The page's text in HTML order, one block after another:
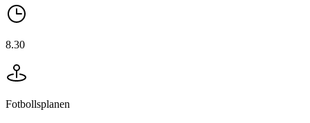
8.30
Fotbollsplanen